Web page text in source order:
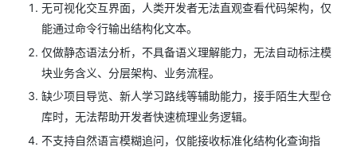
无可视化交互界面，人类开发者无法直观查看代码架构，仅
能通过命令行输出结构化文本。
仅做静态语法分析，不具备语义理解能力，无法自动标注模
块业务含义、分层架构、业务流程。
缺少项目导览、新人学习路线等辅助能力，接手陌生大型仓
库时，无法帮助开发者快速梳理业务逻辑。
不支持自然语言模糊追问，仅能接收标准化结构化查询指